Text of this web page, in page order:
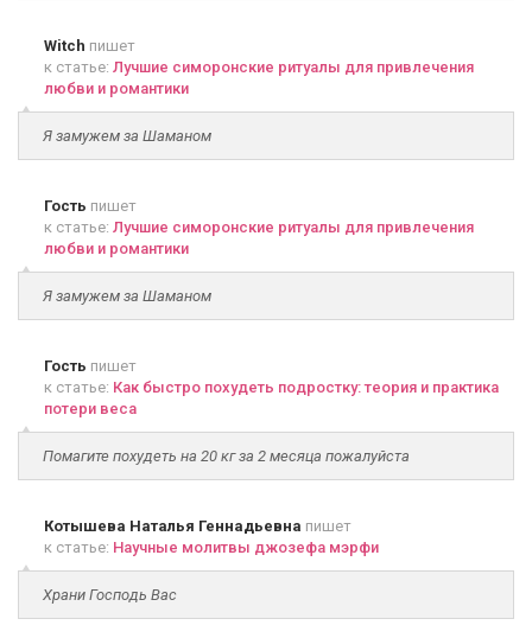
Witch пишет
к статье: Лучшие симоронские ритуалы для привлечения
любви и романтики
Я замужем за Шаманом
Гость пишет
к статье: Лучшие симоронские ритуалы для привлечения
любви и романтики
Я замужем за Шаманом
Гость пишет
к статье: Как быстро похудеть подростку: теория и практика
потери веса
Помагите похудеть на 20 кг за 2 месяца пожалуйста
Котышева Наталья Геннадьевна пишет
к статье: Научные молитвы джозефа мэрфи
Храни Господь Вас